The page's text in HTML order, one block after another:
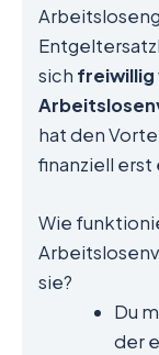
sich freiwillig
hat den
finanziell erst
Wie
sie?
Du
der